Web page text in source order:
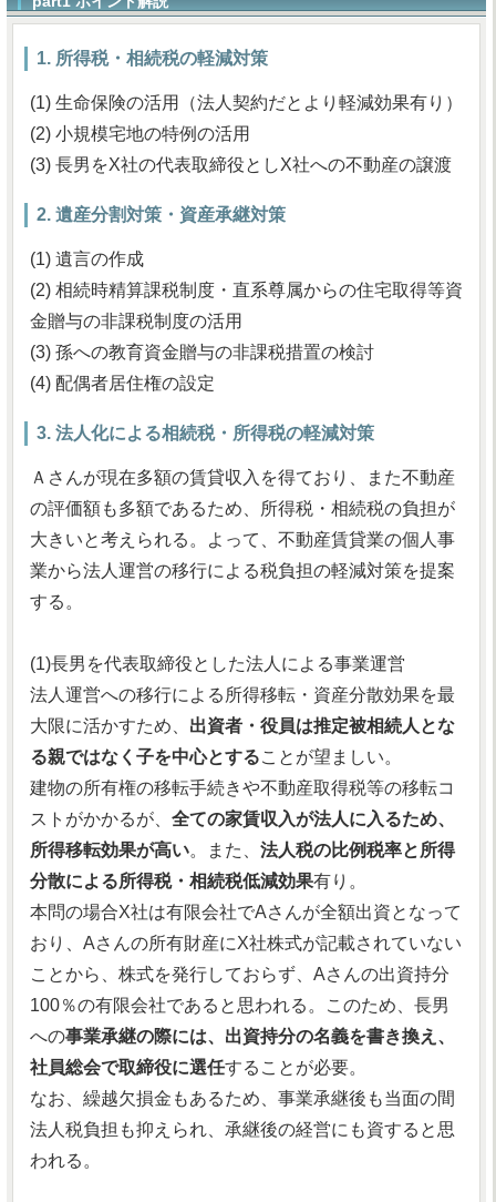
1. 所得税・相続税の軽減対策
(1) 生命保険の活用（法人契約だとより軽減効果有り）
(2) 小規模宅地の特例の活用
(3) 長男をX社の代表取締役としX社への不動産の譲渡
2. 遺産分割対策・資産承継対策
(1) 遺言の作成
(2) 相続時精算課税制度・直系尊属からの住宅取得等資
金贈与の非課税制度の活用
(3) 孫への教育資金贈与の非課税措置の検討
(4) 配偶者居住権の設定
3. 法人化による相続税・所得税の軽減対策
Ａさんが現在多額の賃貸収入を得ており、また不動産
の評価額も多額であるため、所得税・相続税の負担が
大きいと考えられる。よって、不動産賃貸業の個人事
業から法人運営の移行による税負担の軽減対策を提案
する。
(1)長男を代表取締役とした法人による事業運営
法人運営への移行による所得移転・資産分散効果を最
大限に活かすため、 出資者・役員は推定被相続人とな
る親ではなく子を中心とすることが望ましい。
建物の所有権の移転手続きや不動産取得税等の移転コ
ストがかかるが、 全ての家賃収入が法人に入るため、
所得移転効果が高い。また、 法人税の比例税率と所得
分散による所得税・相続税低減効果有り。
本問の場合X社は有限会社でAさんが全額出資となって
おり、Aさんの所有財産にX社株式が記載されていない
ことから、株式を発行しておらず、Aさんの出資持分
100％の有限会社であると思われる。このため、長男
への事業承継の際には、出資持分の名義を書き換え、
社員総会で取締役に選任することが必要。
なお、繰越欠損金もあるため、事業承継後も当面の間
法人税負担も抑えられ、承継後の経営にも資すると思
われる。